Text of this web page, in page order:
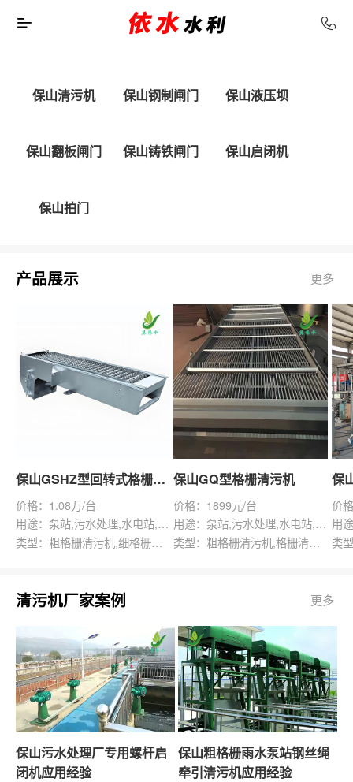
保山清污机 保山钢制闸门 保山液压坝
保山翻板闸门 保山铸铁闸门 保山启闭机
保山拍门
产品展示 更多
保山GSHZ型回转式格栅除污机
价格：1.08万/台
用途：泵站,污水处理,水电站,自来水厂,渠道,水产养殖,化工,纺织,给排水工程
类型：粗格栅清污机,细格栅清污机,格栅清污机,回转式清污机
保山GQ型格栅清污机
价格：1899元/台
用途：泵站,污水处理,水电站,自来水厂,给排水工程
类型：粗格栅清污机,格栅清污机,回转式清污机
价
清污机厂家案例 更多
保山污水处理厂专用螺杆启
闭机应用经验
保山粗格栅雨水泵站钢丝绳
牵引清污机应用经验